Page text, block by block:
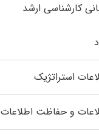
کارشناسی ارشد
استراتژیک
و حفاظت اطلاعات